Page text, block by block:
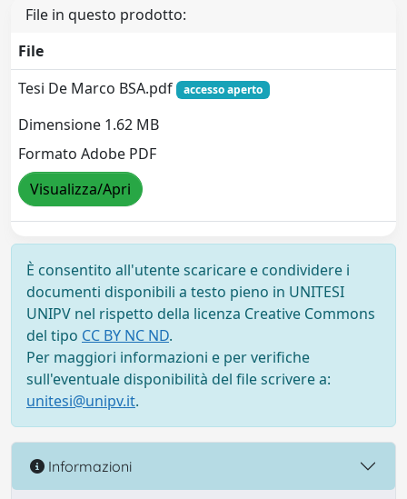
File in questo prodotto:
File
Tesi De Marco BSA.pdf
accesso aperto
Dimensione 1.62 MB
Formato Adobe PDF
Visualizza/Apri
È consentito all'utente scaricare e condividere i
documenti disponibili a testo pieno in UNITESI
UNIPV nel rispetto della licenza Creative Commons
del tipo CC BY NC ND.
Per maggiori informazioni e per verifiche
sull'eventuale disponibilità del file scrivere a:
unitesi@unipv.it.
Informazioni